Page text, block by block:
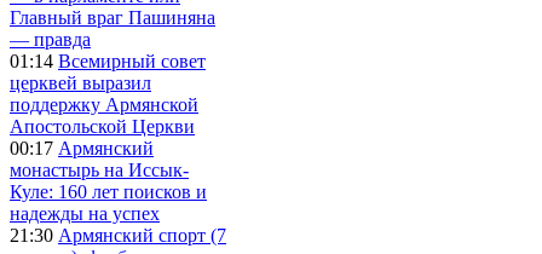
Главный враг Пашиняна
— правда
01:14 Всемирный совет
церквей выразил
поддержку Армянской
Апостольской Церкви
00:17 Армянский
монастырь на Иссык-
Куле: 160 лет поисков и
надежды на успех
21:30 Армянский спорт (7